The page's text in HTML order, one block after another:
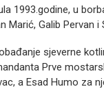
1993.godine, u
Marić, Galib Pervan i
sjeverne
Prve
a Esad Humo za